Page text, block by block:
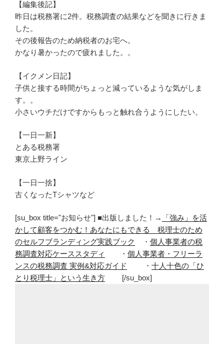
【編集後記】
昨日は税務署に2件。税務調査の結果などを聞きに行きま
した。
その後報告のため納税者のお宅へ。
かなり暑かったので疲れました。。
【イクメン日記】
子供と接する時間がちょっと減っているような気がしま
す。。
小さいウチだけですからもっと触れ合うようにしたい。
【一日一新】
とある税務署
東京上野ライン
【一日一捨】
古くなったTシャツなど
[su_box title="お知らせ"] ■出版しました！→
「強み」を活
かして顧客をつかむ！あなたにもできる 税理士のため
のセルフブランディング実践ブック
・ 個人事業者の税
務調査対応ケーススタディ
・ 個人事業者・フリーラ
ンスの税務調査 実例&対応ガイド
・ 十人十色の「ひ
とり税理士」という生き方 [/su_box]